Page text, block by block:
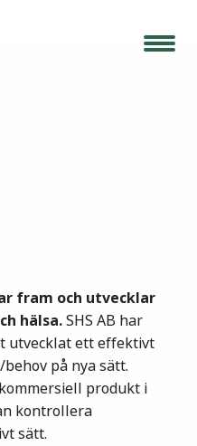
fram och utvecklar
hälsa.SHS AB har
utvecklat ett effektivt
på nya sätt.
produkt i
kontrollera
sätt.